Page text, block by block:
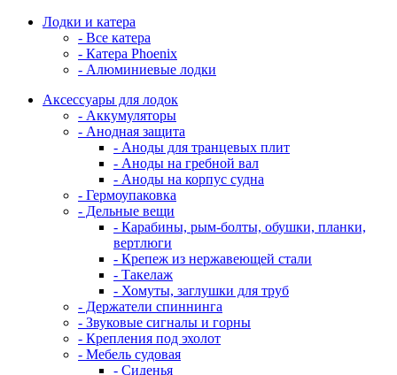
Лодки и катера
- Все катера
- Катера Phoenix
- Алюминиевые лодки
Аксессуары для лодок
- Аккумуляторы
- Анодная защита
- Аноды для транцевых плит
- Аноды на гребной вал
- Аноды на корпус судна
- Гермоупаковка
- Дельные вещи
- Карабины, рым-болты, обушки, планки,
вертлюги
- Крепеж из нержавеющей стали
- Такелаж
- Хомуты, заглушки для труб
- Держатели спиннинга
- Звуковые сигналы и горны
- Крепления под эхолот
- Мебель судовая
- Сиденья